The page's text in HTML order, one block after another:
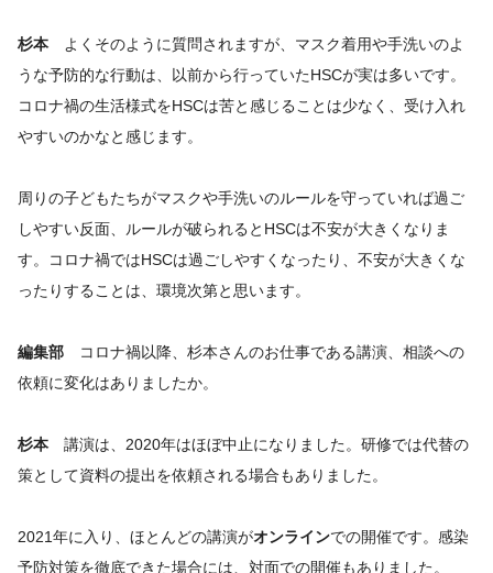
杉本 よくそのように質問されますが、マスク着用や手洗いのよ
うな予防的な行動は、以前から行っていたHSCが実は多いです。
コロナ禍の生活様式をHSCは苦と感じることは少なく、受け入れ
やすいのかなと感じます。
周りの子どもたちがマスクや手洗いのルールを守っていれば過ご
しやすい反面、ルールが破られるとHSCは不安が大きくなりま
す。コロナ禍ではHSCは過ごしやすくなったり、不安が大きくな
ったりすることは、環境次第と思います。
編集部
コロナ禍以降、杉本さんのお仕事である講演、相談への
依頼に変化はありましたか。
杉本 講演は、2020年はほぼ中止になりました。研修では代替の
策として資料の提出を依頼される場合もありました。
2021年に入り、ほとんどの講演がオンラインでの開催です。感染
予防対策を徹底できた場合には、対面での開催もありました。